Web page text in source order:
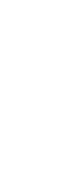
Er
dem